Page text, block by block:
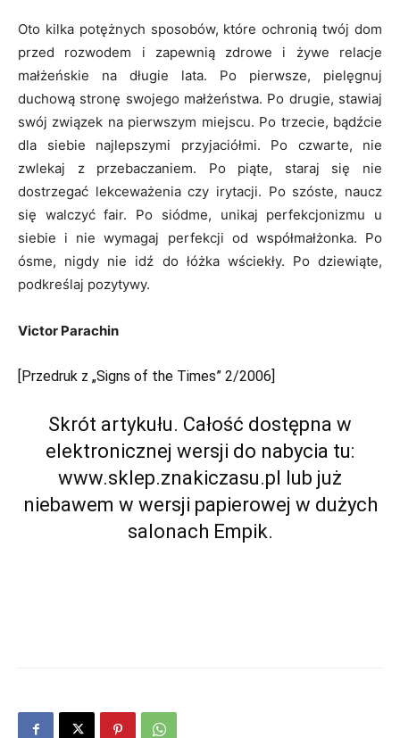
Oto kilka potężnych sposobów, które ochronią twój dom
przed rozwodem i zapewnią zdrowe i żywe relacje
małżeńskie na długie lata. Po pierwsze, pielęgnuj
duchową stronę swojego małżeństwa. Po drugie, stawiaj
swój związek na pierwszym miejscu. Po trzecie, bądźcie
dla siebie najlepszymi przyjaciółmi. Po czwarte, nie
zwlekaj z przebaczaniem. Po piąte, staraj się nie
dostrzegać lekceważenia czy irytacji. Po szóste, naucz
się walczyć fair. Po siódme, unikaj perfekcjonizmu u
siebie i nie wymagaj perfekcji od współmałżonka. Po
ósme, nigdy nie idź do łóżka wściekły. Po dziewiąte,
podkreślaj pozytywy.
Victor Parachin
[Przedruk z „Signs of the Times” 2/2006]
Skrót artykułu. Całość dostępna w
elektronicznej wersji do nabycia tu:
www.sklep.znakiczasu.pl lub już
niebawem w wersji papierowej w dużych
salonach Empik.